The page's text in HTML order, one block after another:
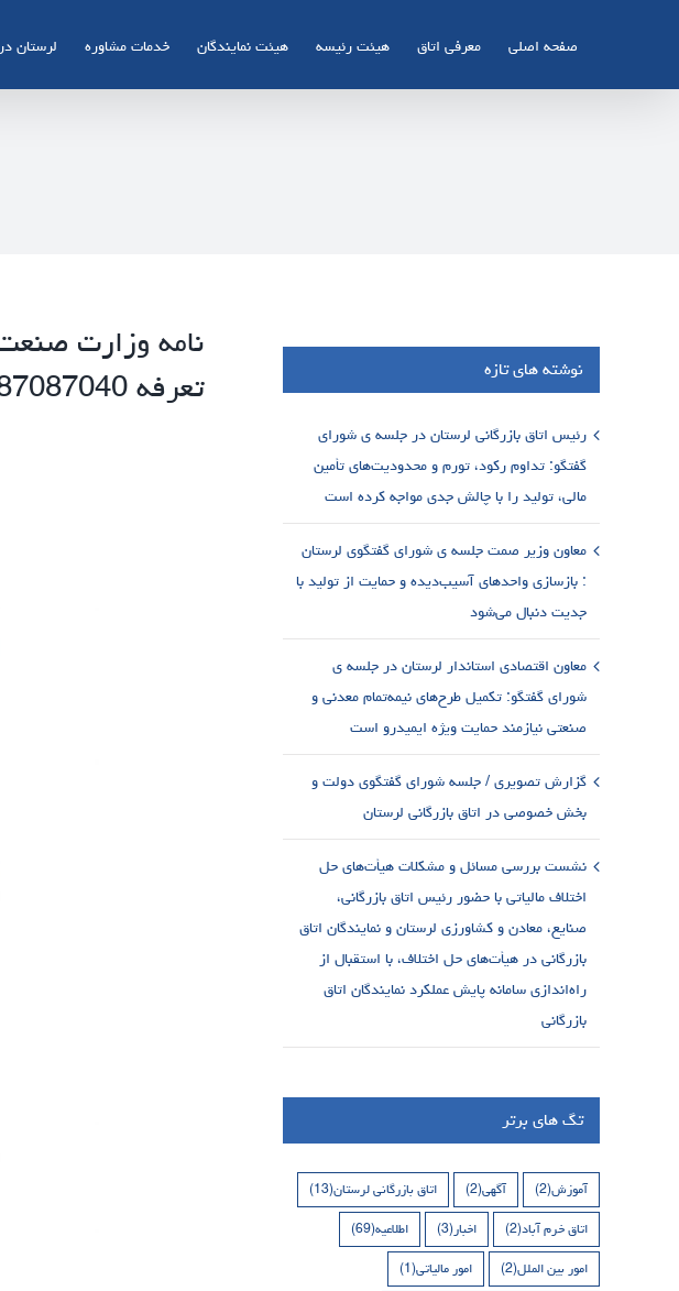
صفحه اصلی معرفی اتاق هیئت رئیسه هیئت نمایندگان خدمات مشاوره لرستان
نامه وزارت
تعرفه 87087040
نوشته های تازه
رئیس اتاق بازرگانی لرستان در جلسه ی شورای
گفتگو: تداوم رکود، تورم و محدودیت‌های تأمین
مالی، تولید را با چالش جدی مواجه کرده است
معاون وزیر صمت جلسه ی شورای گفتگوی لرستان
: بازسازی واحدهای آسیب‌دیده و حمایت از تولید با
جدیت دنبال می‌شود
معاون اقتصادی استاندار لرستان در جلسه ی
شورای گفتگو: تکمیل طرح‌های نیمه‌تمام معدنی و
صنعتی نیازمند حمایت ویژه ایمیدرو است
گزارش تصویری / جلسه شورای گفتگوی دولت و
بخش خصوصی در اتاق بازرگانی لرستان
نشست بررسی مسائل و مشکلات هیأت‌های حل
اختلاف مالیاتی با حضور رئیس اتاق بازرگانی،
صنایع، معادن و کشاورزی لرستان و نمایندگان اتاق
بازرگانی در هیأت‌های حل اختلاف، با استقبال از
راه‌اندازی سامانه پایش عملکرد نمایندگان اتاق
بازرگانی
تگ های برتر
آموزش(2) آگهی(2) اتاق بازرگانی لرستان(13)
اتاق خرم آباد(2) اخبار(3) اطلاعیه(69)
امور بین الملل(2) امور مالیاتی(1)